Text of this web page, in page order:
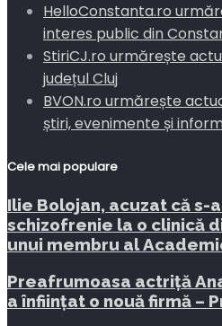
HelloConstanta.ro
interes public din
StiriCJ.ro urmărește
județul Cluj
BVON.ro urmărește
știri, evenimente și
Cele mai populare
Ilie Bolojan, acuzat că s-
schizofrenie la o clinică
unui membru al
Preafrumoasa actriță
a înfiinţat o nouă firmă –